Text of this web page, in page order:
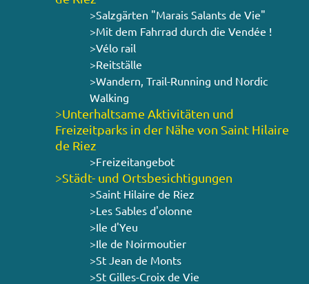
>Salzgärten "Marais Salants de Vie"
>Mit dem Fahrrad durch die Vendée !
>Vélo rail
>Reitställe
>Wandern, Trail-Running und Nordic
Walking
>Unterhaltsame Aktivitäten und
Freizeitparks in der Nähe von Saint Hilaire
de Riez
>Freizeitangebot
>Städt- und Ortsbesichtigungen
>Saint Hilaire de Riez
>Les Sables d'olonne
>Ile d'Yeu
>Ile de Noirmoutier
>St Jean de Monts
>St Gilles-Croix de Vie